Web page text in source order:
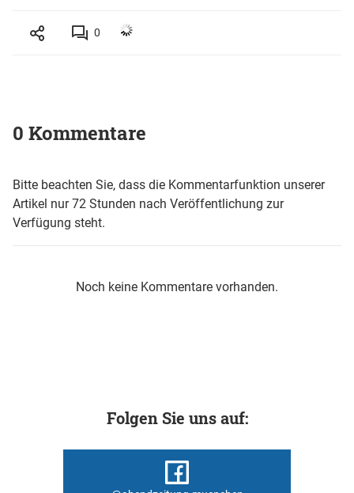
0
0 Kommentare
Bitte beachten Sie, dass die Kommentarfunktion unserer
Artikel nur 72 Stunden nach Veröffentlichung zur
Verfügung steht.
Noch keine Kommentare vorhanden.
Folgen Sie uns auf: